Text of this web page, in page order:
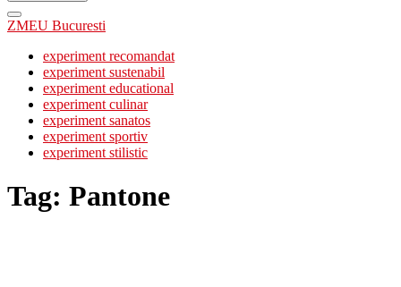
ZMEU Bucuresti
experiment recomandat
experiment sustenabil
experiment educational
experiment culinar
experiment sanatos
experiment sportiv
experiment stilistic
Tag: Pantone